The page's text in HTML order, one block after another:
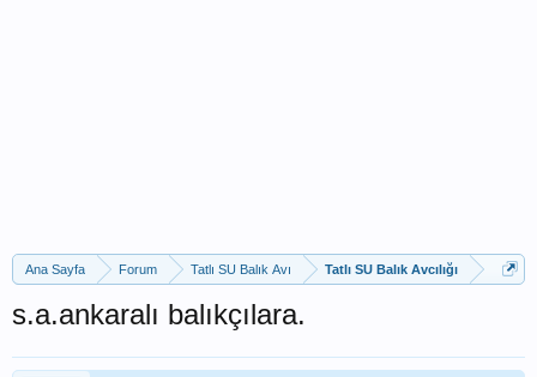
Ana Sayfa Forum Tatlı SU Balık Avı Tatlı SU Balık Avcılığı
s.a.ankaralı balıkçılara.